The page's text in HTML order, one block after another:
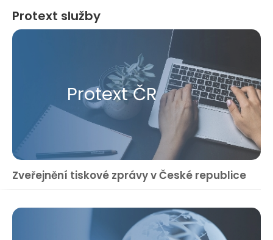
Protext služby
Protext ČR
Zveřejnění tiskové zprávy v České republice